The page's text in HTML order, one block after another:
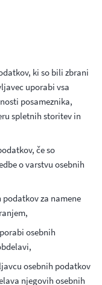
ki so bili zbrani
uporabi vsa
posameznika,
spletnih storitev in
če so
o varstvu osebnih
za namene
osebnih
osebnih podatkov
njegovih osebnih